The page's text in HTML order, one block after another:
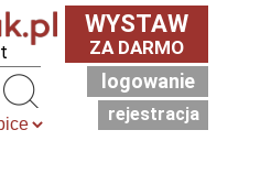
WYSTAW
ZA DARMO
logowanie
rejestracja